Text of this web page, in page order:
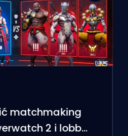
matchmaking
2 i lobby